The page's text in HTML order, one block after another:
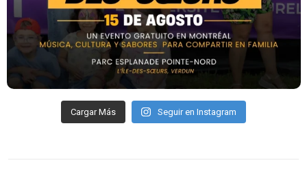
Cargar Más Seguir en Instagram